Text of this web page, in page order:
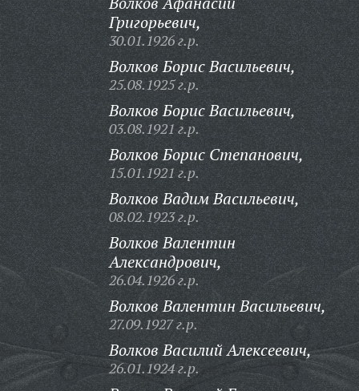
Григорьевич,
30.01.1926 г.р.
Волков Борис Васильевич,
25.08.1925 г.р.
Волков Борис Васильевич,
03.08.1921 г.р.
Волков Борис Степанович,
15.01.1921 г.р.
Волков Вадим Васильевич,
08.02.1923 г.р.
Волков Валентин
Александрович,
26.04.1926 г.р.
Волков Валентин Васильевич,
27.09.1927 г.р.
Волков Василий Алексеевич,
26.01.1924 г.р.